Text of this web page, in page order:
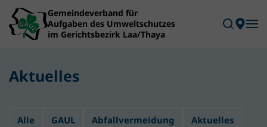
Skip to main content
Aktuelles
Alle GAUL Abfallvermeidung Aktuelles